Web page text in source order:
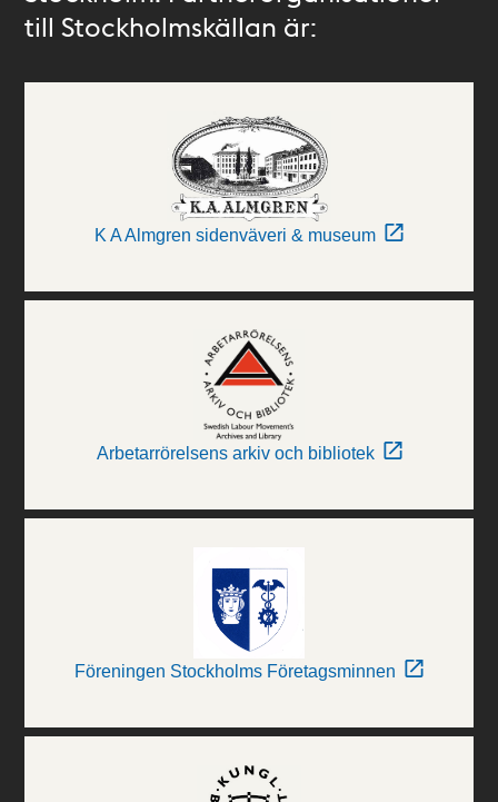
till Stockholmskällan är:
K A Almgren sidenväveri & museum
Arbetarrörelsens arkiv och bibliotek
Föreningen Stockholms Företagsminnen